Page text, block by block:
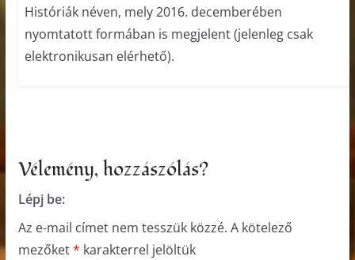
Históriák néven, mely 2016. decemberében
nyomtatott formában is megjelent (jelenleg csak
elektronikusan elérhető).
Vélemény, hozzászólás?
Lépj be:
Az e-mail címet nem tesszük közzé. A kötelező
mezőket* karakterrel jelöltük